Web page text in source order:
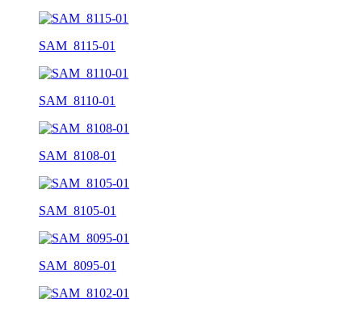
SAM_8115-01
SAM_8110-01
SAM_8108-01
SAM_8105-01
SAM_8095-01